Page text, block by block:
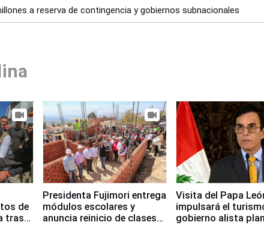
a reserva de contingencia y gobiernos subnacionales
de
tras
Presidenta Fujimori entrega
módulos escolares y
anuncia reinicio de clases
Visita del Papa
impulsará el
gobierno alista